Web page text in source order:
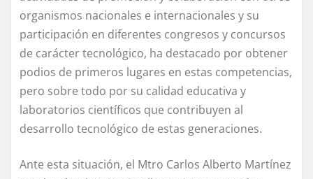
organismos nacionales e internacionales y su
participación en diferentes congresos y concursos
de carácter tecnológico, ha destacado por obtener
podios de primeros lugares en estas competencias,
pero sobre todo por su calidad educativa y
laboratorios científicos que contribuyen al
desarrollo tecnológico de estas generaciones.
Ante esta situación, el Mtro Carlos Alberto Martínez